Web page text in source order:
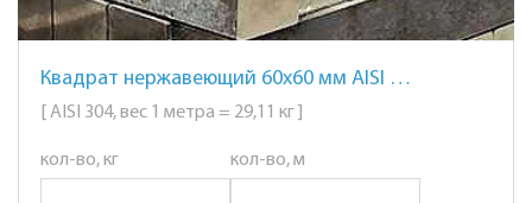
Квадрат нержавеющий 60х60 мм AISI 304 сталь 08Х18Н10
[ AISI 304, вес 1 метра = 29,11 кг ]
кол-во, кг кол-во, м